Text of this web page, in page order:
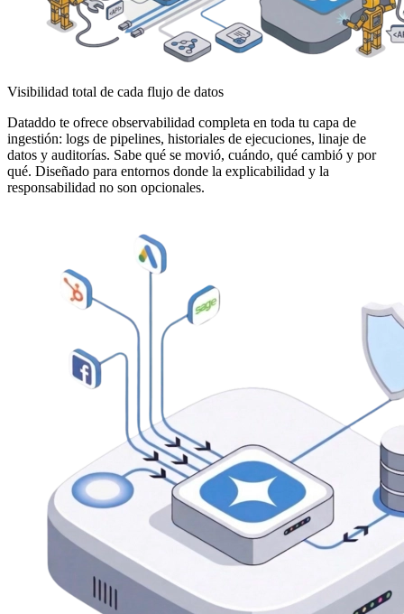
Visibilidad total de cada flujo de datos
Dataddo te ofrece observabilidad completa en toda tu capa de
ingestión: logs de pipelines, historiales de ejecuciones, linaje de
datos y auditorías. Sabe qué se movió, cuándo, qué cambió y por
qué. Diseñado para entornos donde la explicabilidad y la
responsabilidad no son opcionales.